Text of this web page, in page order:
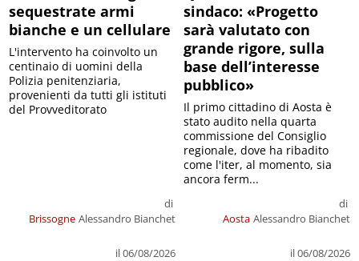
sequestrate armi
bianche e un cellulare
Brissogne
di
Alessandro Bianchet
il 06/08/2026
L'intervento ha coinvolto un
centinaio di uomini della
Polizia penitenziaria,
provenienti da tutti gli istituti
del Provveditorato
sindaco: «Progetto
sarà valutato con
grande rigore, sulla
base dell’interesse
pubblico»
Aosta
di
Alessandro Bianchet
il 06/08/2026
Il primo cittadino di Aosta è
stato audito nella quarta
commissione del Consiglio
regionale, dove ha ribadito
come l'iter, al momento, sia
ancora ferm...